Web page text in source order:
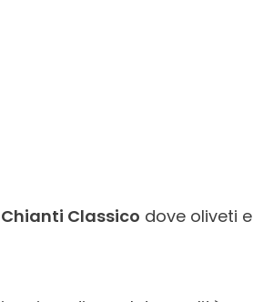
Chianti Classico dove oliveti e